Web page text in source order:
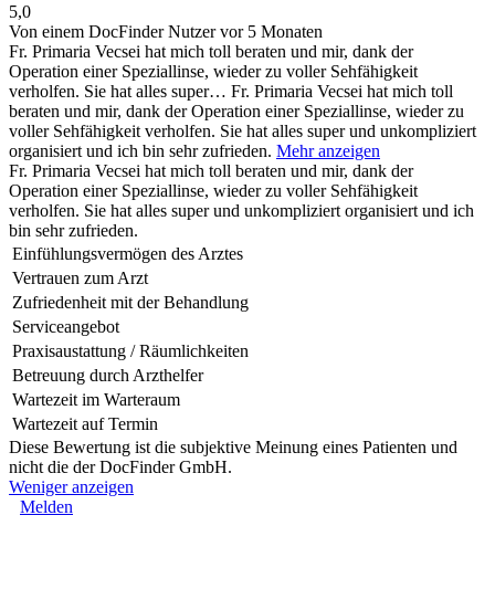
5,0
Von einem DocFinder Nutzervor 5 Monaten
Fr. Primaria Vecsei hat mich toll beraten und mir, dank der
Operation einer Speziallinse, wieder zu voller Sehfähigkeit
verholfen. Sie hat alles super… Fr. Primaria Vecsei hat mich toll
beraten und mir, dank der Operation einer Speziallinse, wieder zu
voller Sehfähigkeit verholfen. Sie hat alles super und unkompliziert
organisiert und ich bin sehr zufrieden. Mehr anzeigen
Fr. Primaria Vecsei hat mich toll beraten und mir, dank der
Operation einer Speziallinse, wieder zu voller Sehfähigkeit
verholfen. Sie hat alles super und unkompliziert organisiert und ich
bin sehr zufrieden.
Einfühlungsvermögen des Arztes
Vertrauen zum Arzt
Zufriedenheit mit der Behandlung
Serviceangebot
Praxisaustattung / Räumlichkeiten
Betreuung durch Arzthelfer
Wartezeit im Warteraum
Wartezeit auf Termin
Diese Bewertung ist die subjektive Meinung eines Patienten und
nicht die der DocFinder GmbH.
Weniger anzeigen
Melden